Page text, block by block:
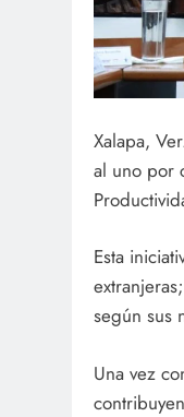
Xalapa,
al uno por
Esta
según sus
Una vez